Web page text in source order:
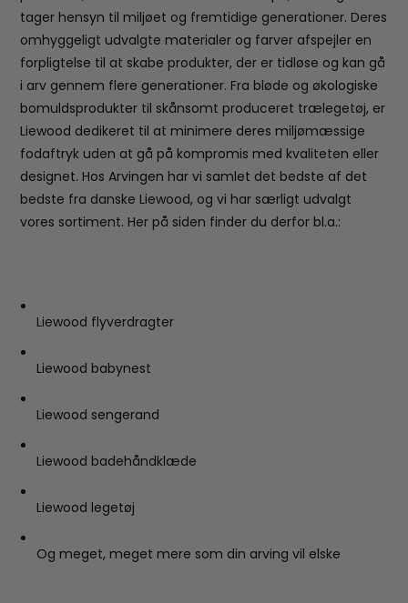
tager hensyn til miljøet og fremtidige generationer. Deres
omhyggeligt udvalgte materialer og farver afspejler en
forpligtelse til at skabe produkter, der er tidløse og kan gå
i arv gennem flere generationer. Fra bløde og økologiske
bomuldsprodukter til skånsomt produceret trælegetøj, er
Liewood dedikeret til at minimere deres miljømæssige
fodaftryk uden at gå på kompromis med kvaliteten eller
designet. Hos Arvingen har vi samlet det bedste af det
bedste fra danske Liewood, og vi har særligt udvalgt
vores sortiment. Her på siden finder du derfor bl.a.:
Liewood flyverdragter
Liewood babynest
Liewood sengerand
Liewood badehåndklæde
Liewood legetøj
Og meget, meget mere som din arving vil elske